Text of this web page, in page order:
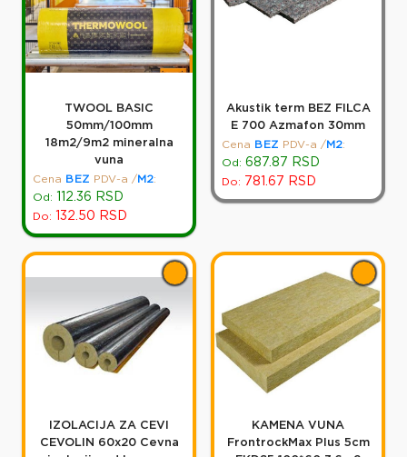
TWOOL BASIC
50mm/100mm
18m2/9m2 mineralna
vuna
Cena
BEZ PDV-a / M2:
Od:
112.36 RSD
Do: 132.50 RSD
Akustik term BEZ FILCA
E 700 Azmafon 30mm
Cena
BEZ PDV-a / M2:
Od: 687.87 RSD
Do: 781.67 RSD
IZOLACIJA ZA CEVI
CEVOLIN 60x20 Cevna
KAMENA VUNA
FrontrockMax Plus 5cm